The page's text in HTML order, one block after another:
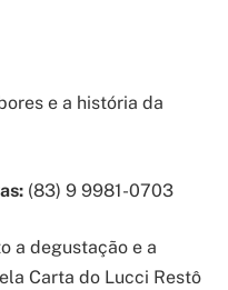
e a história da
(83) 9 9981-0703
a degustação e a
Carta do Lucci Restô